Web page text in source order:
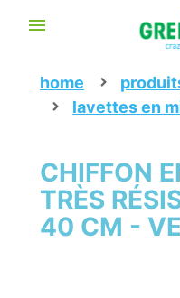
home
lavettes en
CHIFFON
TRÈS
40 CM -